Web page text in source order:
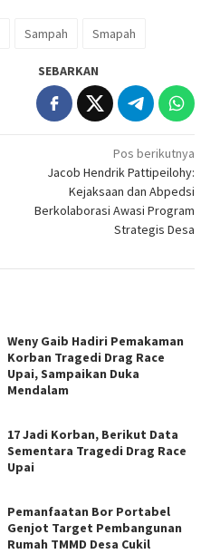
Sampah Smapah
SEBARKAN
Pos berikutnya
Jacob Hendrik Pattipeilohy:
Kejaksaan dan Abpedsi
Berkolaborasi Awasi Program
Strategis Desa
Weny Gaib Hadiri Pemakaman
Korban Tragedi Drag Race
Upai, Sampaikan Duka
Mendalam
17 Jadi Korban, Berikut Data
Sementara Tragedi Drag Race
Upai
Pemanfaatan Bor Portabel
Genjot Target Pembangunan
Rumah TMMD Desa Cukil